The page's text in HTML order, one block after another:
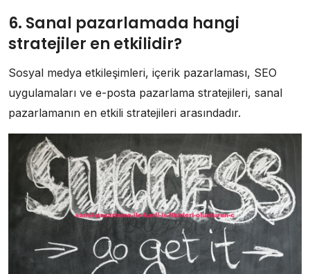
6. Sanal pazarlamada hangi
stratejiler en etkilidir?
Sosyal medya etkileşimleri, içerik pazarlaması, SEO
uygulamaları ve e-posta pazarlama stratejileri, sanal
pazarlamanın en etkili stratejileri arasındadır.